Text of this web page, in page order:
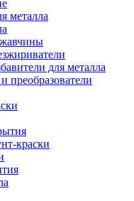
металла
для металла
краски